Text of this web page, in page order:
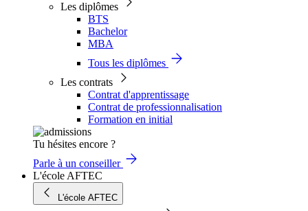
Les diplômes
BTS
Bachelor
MBA
Tous les diplômes
Les contrats
Contrat d'apprentissage
Contrat de professionnalisation
Formation en initial
Tu hésites encore ?
Parle à un conseiller
L'école AFTEC
L'école AFTEC